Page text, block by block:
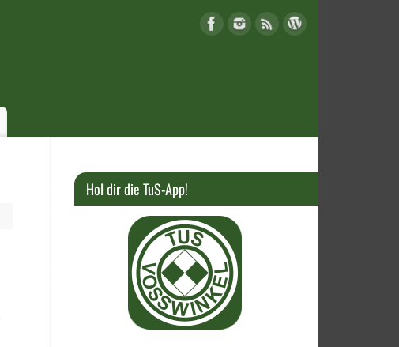
Hol dir die TuS-App!